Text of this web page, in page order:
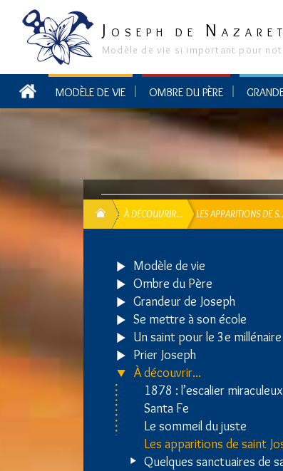
J OSEPH DE N
Modèle de vie si important pour
MODÈLE DE VIE OMBRE DU PÈRE
SAINT JOSEPH DANS L'ENCYCLOPÉDIE MARIALE
À DÉCOUVRIR... LES APPARITIONS DE
Modèle de vie
Ombre du Père
Grandeur de Joseph
Se mettre à son école
Un saint pour le 3e millénaire
Prier Joseph
À découvrir...
1878 : l’escalier
Santa Fe
Le sommeil du juste
Les apparitions de saint
Quelques sanctuaires de